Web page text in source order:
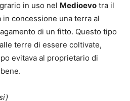
in uso nel Medioevo tra il
concessione una terra al
di un fitto. Questo tipo
terre di essere coltivate,
evitava al proprietario di